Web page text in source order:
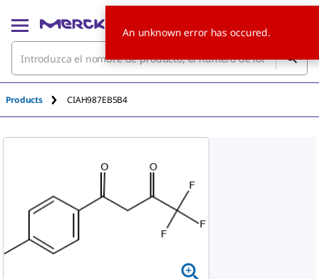
Products CIAH987EB5B4
An unknown error has occured.